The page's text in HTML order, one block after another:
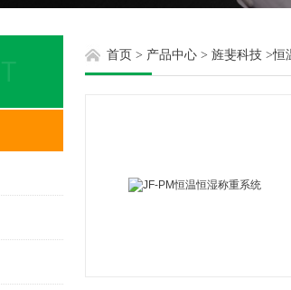
首页 > 产品中心 > 旌斐科技 >恒